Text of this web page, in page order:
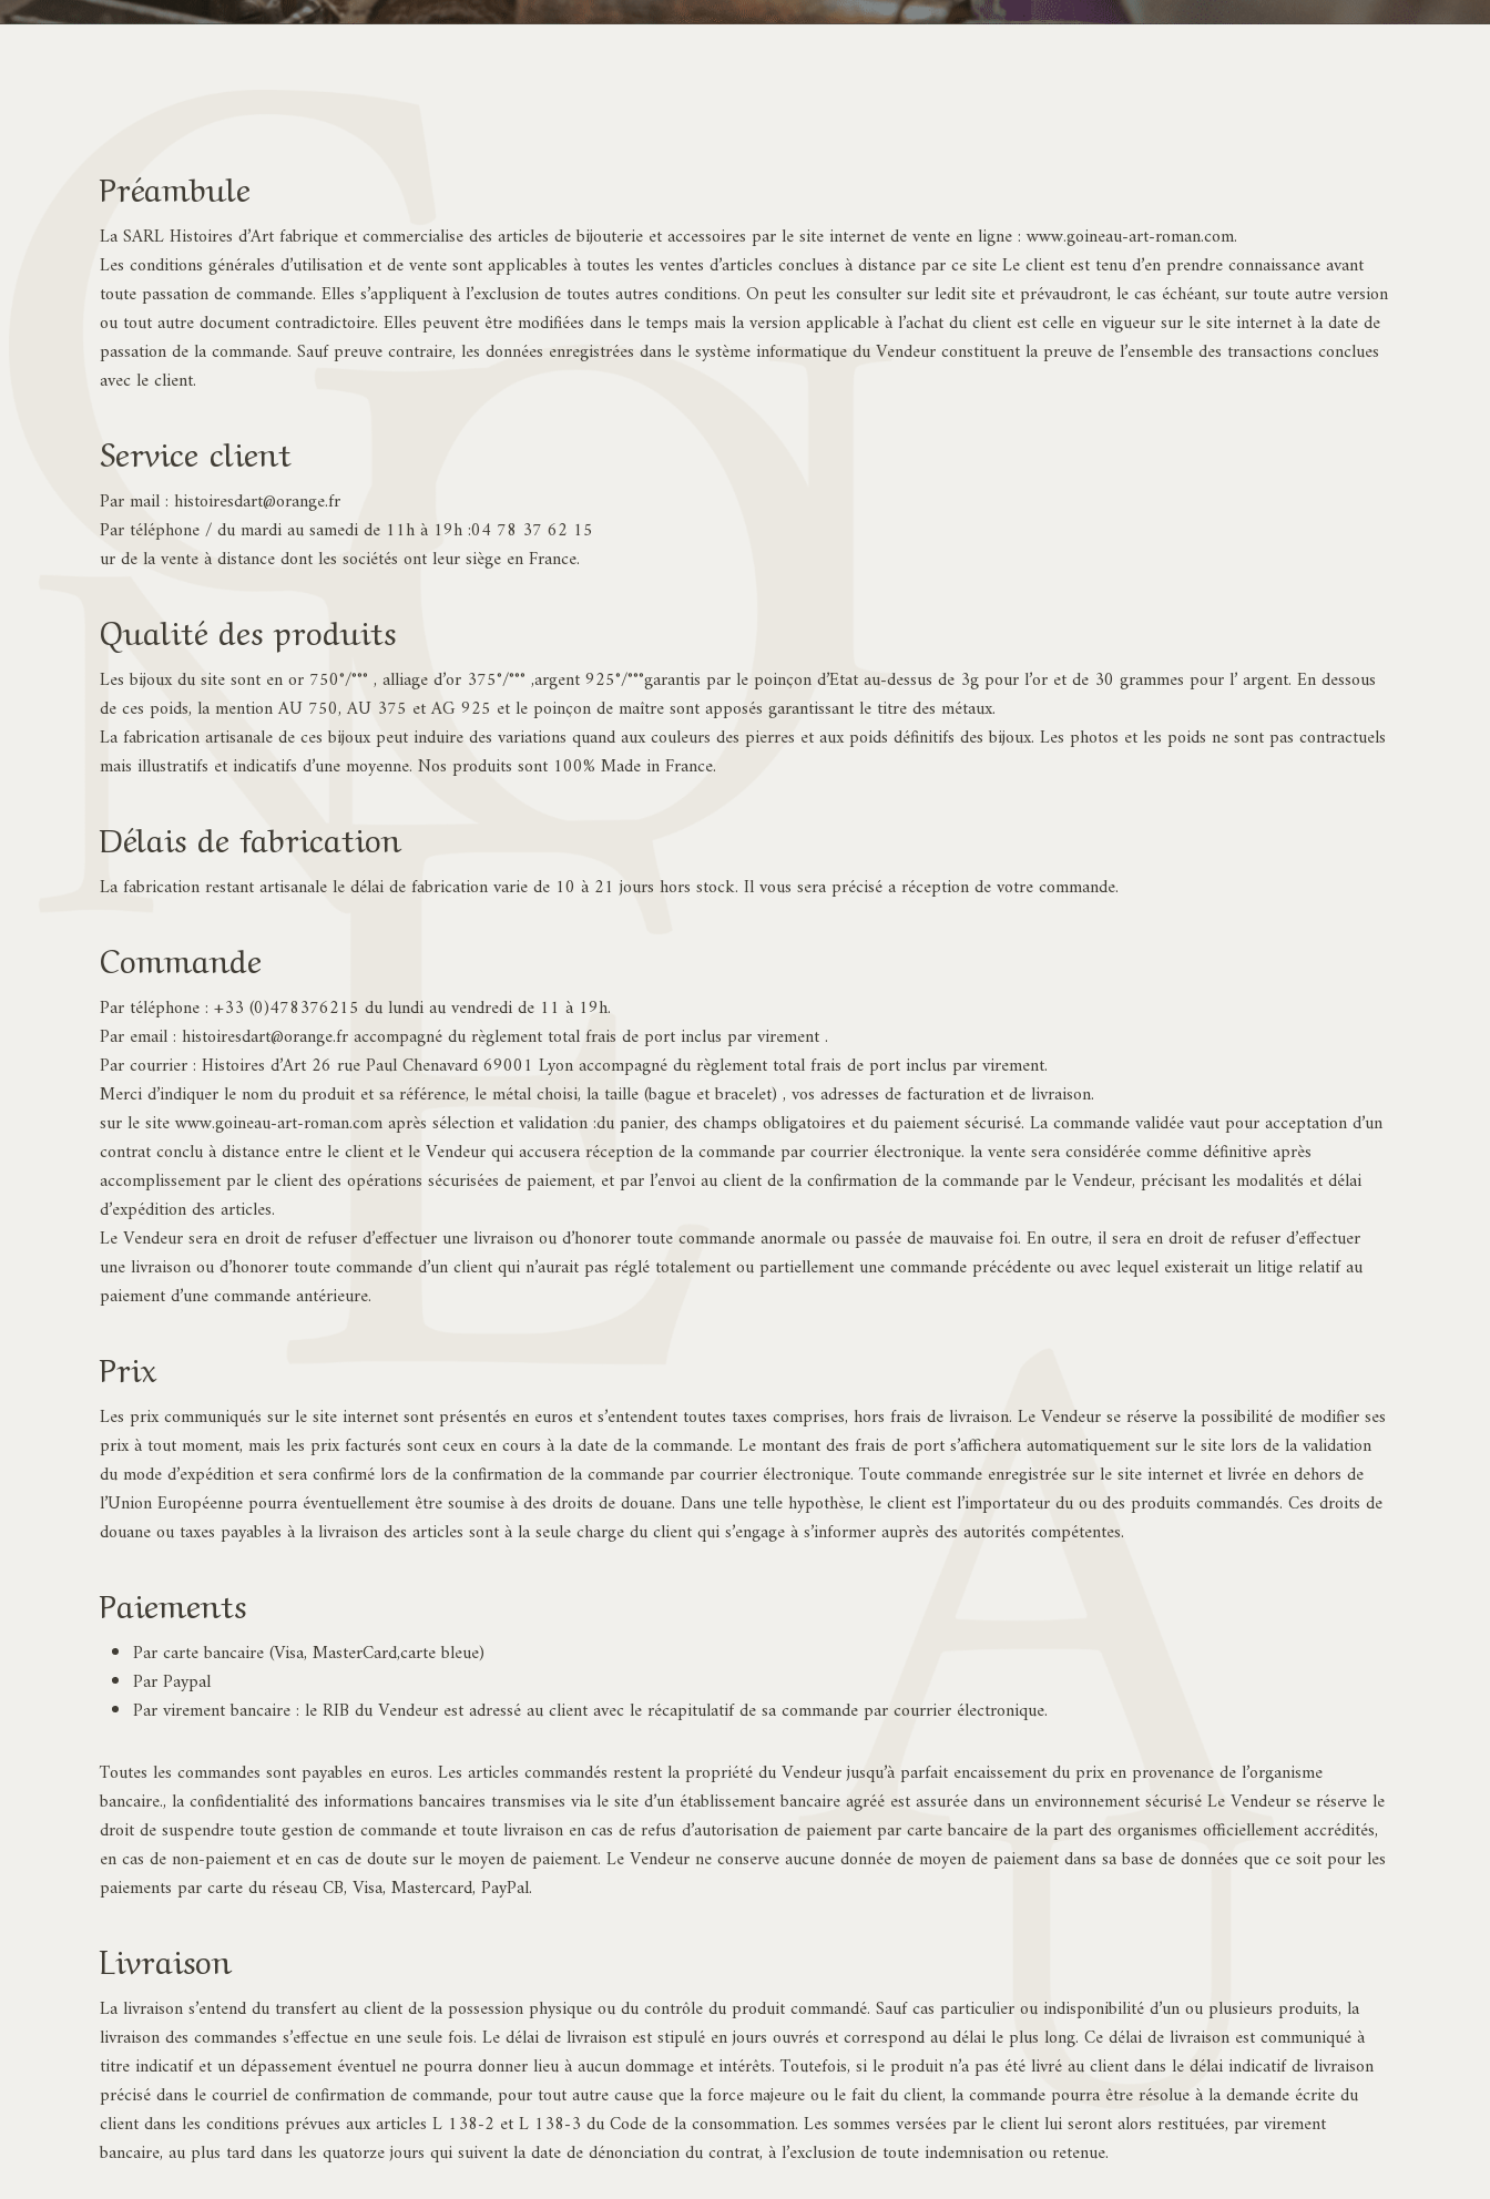
Préambule
La SARL Histoires d’Art fabrique et commercialise des articles de bijouterie et accessoires par le site internet de vente en ligne : www.goineau-art-roman.com.
Les conditions générales d’utilisation et de vente sont applicables à toutes les ventes d’articles conclues à distance par ce site Le client est tenu d’en prendre connaissance avant
toute passation de commande. Elles s’appliquent à l’exclusion de toutes autres conditions. On peut les consulter sur ledit site et prévaudront, le cas échéant, sur toute autre version
ou tout autre document contradictoire. Elles peuvent être modifiées dans le temps mais la version applicable à l’achat du client est celle en vigueur sur le site internet à la date de
passation de la commande. Sauf preuve contraire, les données enregistrées dans le système informatique du Vendeur constituent la preuve de l’ensemble des transactions conclues
avec le client.
Service client
Par mail :histoiresdart@orange.fr
Par téléphone / du mardi au samedi de 11h à 19h :04 78 37 62 15
ur de la vente à distance dont les sociétés ont leur siège en France.
Qualité des produits
Les bijoux du site sont en or 750°/°°° , alliage d’or 375°/°°° ,argent 925°/°°°garantis par le poinçon d’Etat au-dessus de 3g pour l’or et de 30 grammes pour l’ argent. En dessous
de ces poids, la mention AU 750, AU 375 et AG 925 et le poinçon de maître sont apposés garantissant le titre des métaux.
La fabrication artisanale de ces bijoux peut induire des variations quand aux couleurs des pierres et aux poids définitifs des bijoux. Les photos et les poids ne sont pas contractuels
mais illustratifs et indicatifs d’une moyenne. Nos produits sont 100% Made in France.
Délais de fabrication
La fabrication restant artisanale le délai de fabrication varie de 10 à 21 jours hors stock. Il vous sera précisé a réception de votre commande.
Commande
Par téléphone : +33 (0)478376215 du lundi au vendredi de 11 à 19h.
Par email :histoiresdart@orange.fraccompagné du règlement total frais de port inclus par virement .
Par courrier : Histoires d’Art 26 rue Paul Chenavard 69001 Lyon accompagné du règlement total frais de port inclus par virement.
Merci d’indiquer le nom du produit et sa référence, le métal choisi, la taille (bague et bracelet) , vos adresses de facturation et de livraison.
sur le site www.goineau-art-roman.com après sélection et validation :du panier, des champs obligatoires et du paiement sécurisé. La commande validée vaut pour acceptation d’un
contrat conclu à distance entre le client et le Vendeur qui accusera réception de la commande par courrier électronique. la vente sera considérée comme définitive après
accomplissement par le client des opérations sécurisées de paiement, et par l’envoi au client de la confirmation de la commande par le Vendeur, précisant les modalités et délai
d’expédition des articles.
Le Vendeur sera en droit de refuser d’effectuer une livraison ou d’honorer toute commande anormale ou passée de mauvaise foi. En outre, il sera en droit de refuser d’effectuer
une livraison ou d’honorer toute commande d’un client qui n’aurait pas réglé totalement ou partiellement une commande précédente ou avec lequel existerait un litige relatif au
paiement d’une commande antérieure.
Prix
Les prix communiqués sur le site internet sont présentés en euros et s’entendent toutes taxes comprises, hors frais de livraison. Le Vendeur se réserve la possibilité de modifier ses
prix à tout moment, mais les prix facturés sont ceux en cours à la date de la commande. Le montant des frais de port s’affichera automatiquement sur le site lors de la validation
du mode d’expédition et sera confirmé lors de la confirmation de la commande par courrier électronique. Toute commande enregistrée sur le site internet et livrée en dehors de
l’Union Européenne pourra éventuellement être soumise à des droits de douane. Dans une telle hypothèse, le client est l’importateur du ou des produits commandés. Ces droits de
douane ou taxes payables à la livraison des articles sont à la seule charge du client qui s’engage à s’informer auprès des autorités compétentes.
Paiements
Par carte bancaire (Visa, MasterCard,carte bleue)
Par Paypal
Par virement bancaire : le RIB du Vendeur est adressé au client avec le récapitulatif de sa commande par courrier électronique.
Toutes les commandes sont payables en euros. Les articles commandés restent la propriété du Vendeur jusqu’à parfait encaissement du prix en provenance de l’organisme
bancaire., la confidentialité des informations bancaires transmises via le site d’un établissement bancaire agréé est assurée dans un environnement sécurisé Le Vendeur se réserve le
droit de suspendre toute gestion de commande et toute livraison en cas de refus d’autorisation de paiement par carte bancaire de la part des organismes officiellement accrédités,
en cas de non-paiement et en cas de doute sur le moyen de paiement. Le Vendeur ne conserve aucune donnée de moyen de paiement dans sa base de données que ce soit pour les
paiements par carte du réseau CB, Visa, Mastercard, PayPal.
Livraison
La livraison s’entend du transfert au client de la possession physique ou du contrôle du produit commandé. Sauf cas particulier ou indisponibilité d’un ou plusieurs produits, la
livraison des commandes s’effectue en une seule fois. Le délai de livraison est stipulé en jours ouvrés et correspond au délai le plus long. Ce délai de livraison est communiqué à
titre indicatif et un dépassement éventuel ne pourra donner lieu à aucun dommage et intérêts. Toutefois, si le produit n’a pas été livré au client dans le délai indicatif de livraison
précisé dans le courriel de confirmation de commande, pour tout autre cause que la force majeure ou le fait du client, la commande pourra être résolue à la demande écrite du
client dans les conditions prévues aux articles L 138-2 et L 138-3 du Code de la consommation. Les sommes versées par le client lui seront alors restituées, par virement
bancaire, au plus tard dans les quatorze jours qui suivent la date de dénonciation du contrat, à l’exclusion de toute indemnisation ou retenue.